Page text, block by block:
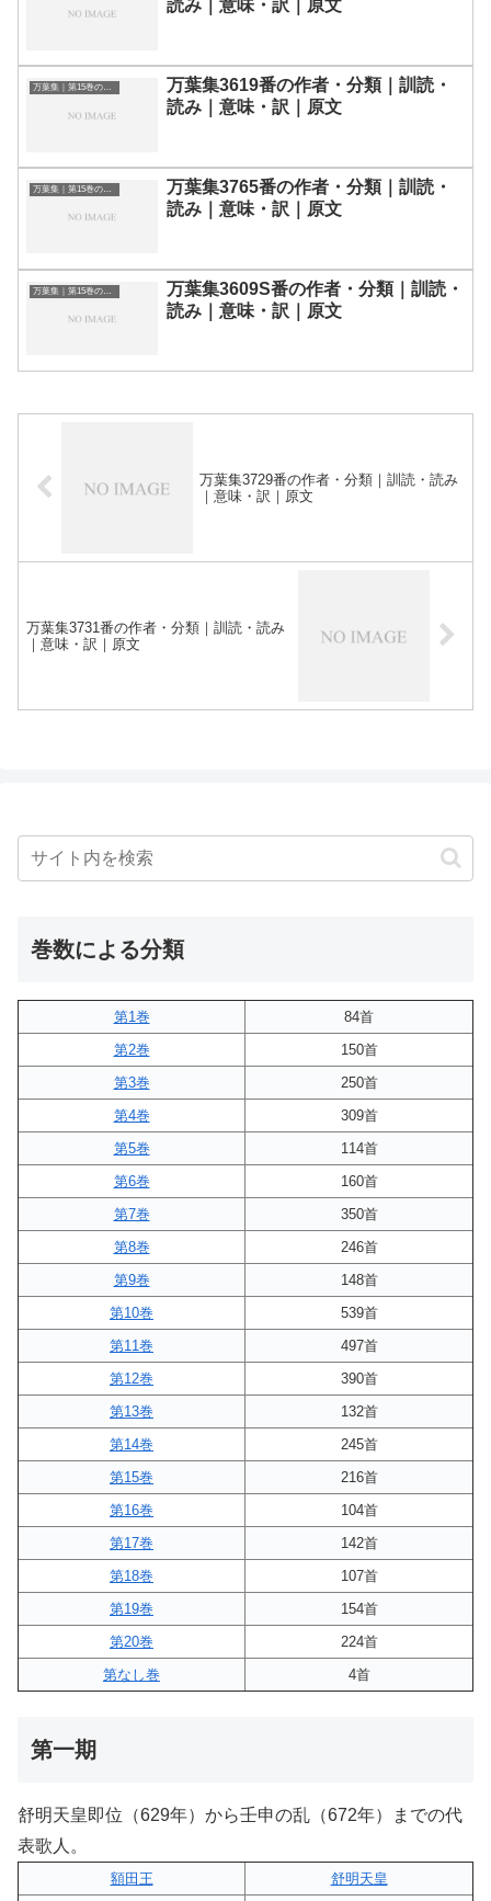
読み｜意味・訳｜原文
万葉集｜第15巻の和歌一覧
万葉集3619番の作者・分類｜訓読・
読み｜意味・訳｜原文
万葉集｜第15巻の和歌一覧
万葉集3765番の作者・分類｜訓読・
読み｜意味・訳｜原文
万葉集｜第15巻の和歌一覧
万葉集3609S番の作者・分類｜訓読・
読み｜意味・訳｜原文
万葉集3729番の作者・分類｜訓読・読み
｜意味・訳｜原文
万葉集3731番の作者・分類｜訓読・読み
｜意味・訳｜原文
巻数による分類
第1巻
84首
第2巻
150首
第3巻
250首
第4巻
309首
第5巻
114首
第6巻
160首
第7巻
350首
第8巻
246首
第9巻
148首
第10巻
539首
第11巻
497首
第12巻
390首
第13巻
132首
第14巻
245首
第15巻
216首
第16巻
104首
第17巻
142首
第18巻
107首
第19巻
154首
第20巻
224首
第なし巻
4首
第一期
舒明天皇即位（629年）から壬申の乱（672年）までの代
表歌人。
額田王
舒明天皇